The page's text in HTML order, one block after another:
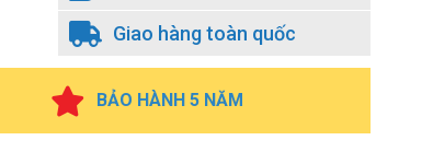
Giao hàng toàn quốc
BẢO HÀNH 5 NĂM